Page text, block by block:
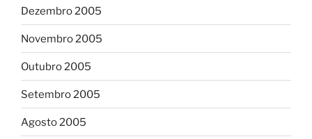
Dezembro 2005
Novembro 2005
Outubro 2005
Setembro 2005
Agosto 2005